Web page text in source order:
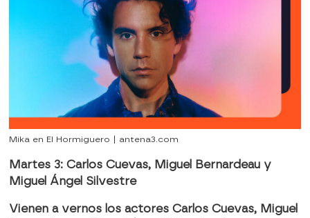
Mika en El Hormiguero | antena3.com
Martes 3: Carlos Cuevas, Miguel Bernardeau y
Miguel Ángel Silvestre
Vienen a vernos los actores Carlos Cuevas, Miguel